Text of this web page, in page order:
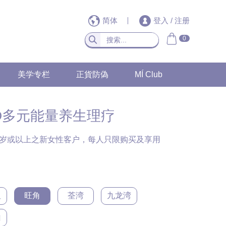
简体 登入 / 注册
0
美学专栏 正貨防偽 MÍ Club
元能量养生理疗
或以上之新女性客户，每人只限购买及享用
旺角 荃湾 九龙湾